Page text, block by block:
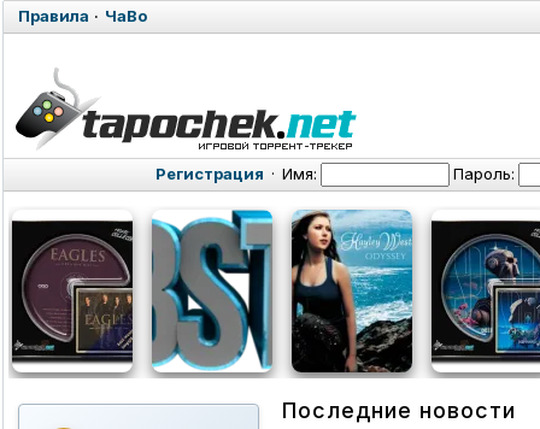
Правила · ЧаВо
Регистрация · Имя: Пароль:
Последние новости